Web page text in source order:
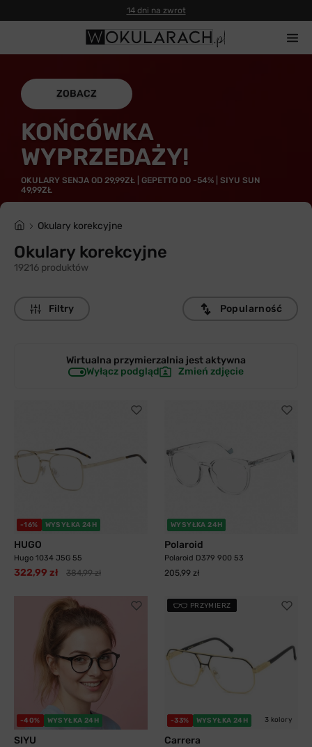
14 dni na zwrot
ZOBACZ
KOŃCÓWKA
WYPRZEDAŻY!
OKULARY SENJA OD 29,99ZŁ | GEPETTO DO -54% | SIYU SUN
49,99ZŁ
Okulary korekcyjne
Okulary korekcyjne
19216 produktów
Filtry Popularność
Wirtualna przymierzalnia jestaktywna
Wyłącz podgląd
Zmień zdjęcie
-16% WYSYŁKA 24H
HUGO
Hugo 1034 J5G 55
322,99 zł 384,99 zł
WYSYŁKA 24H
Polaroid
Polaroid D379 900 53
205,99 zł
-40% WYSYŁKA 24H
SIYU
PRZYMIERZ
-33% WYSYŁKA 24H 3 kolory
Carrera